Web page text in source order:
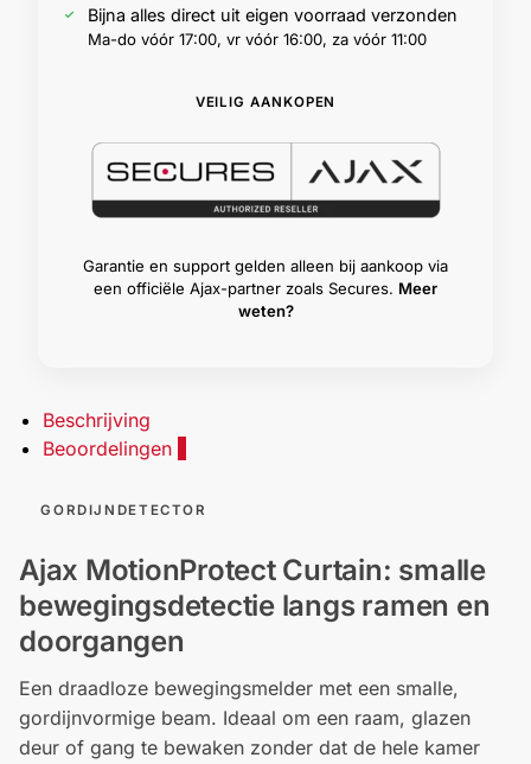
Bijna alles direct uit eigen voorraad verzonden
Ma-do vóór 17:00, vr vóór 16:00, za vóór 11:00
VEILIG AANKOPEN
Garantie en support gelden alleen bij aankoop via
een officiële Ajax-partner zoals Secures. Meer
weten?
Beschrijving
Beoordelingen
GORDIJNDETECTOR
Ajax MotionProtect Curtain: smalle
bewegingsdetectie langs ramen en
doorgangen
Een draadloze bewegingsmelder met een smalle,
gordijnvormige beam. Ideaal om een raam, glazen
deur of gang te bewaken zonder dat de hele kamer